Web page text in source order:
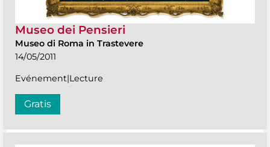
Museo dei Pensieri
Museo di Roma in Trastevere
14/05/2011
Evénement|Lecture
Gratis